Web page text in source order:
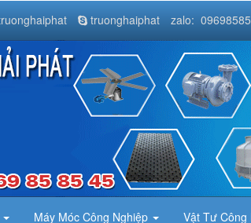
Máy Móc Công Nghiệp Vật Tư Công
truonghaiphat zalo: